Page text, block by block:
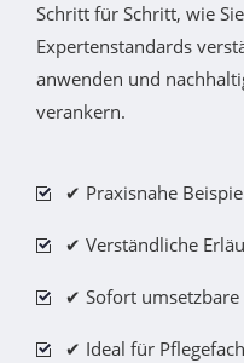
Schritt für Schritt, wie
Expertenstandards
anwenden und
verankern.
✔ Praxisnahe
✔ Verständliche
✔ Sofort
✔ Ideal für